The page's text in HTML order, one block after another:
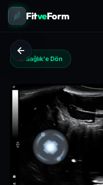
FitveForm
← Sağlık'e Dön